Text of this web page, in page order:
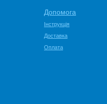
Допомога
Інструкція
Доставка
Оплата